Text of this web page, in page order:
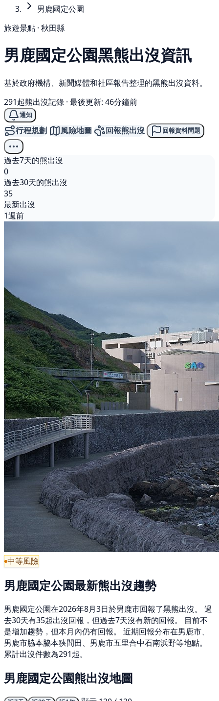
男鹿國定公園
旅遊景點 · 秋田縣
男鹿國定公園黑熊出沒資訊
基於政府機構、新聞媒體和社區報告整理的黑熊出沒資料。
291起熊出沒記錄 · 最後更新: 46分鐘前
通知
行程規劃 風險地圖 回報熊出沒 回報資料問題
過去7天的熊出沒
0
過去30天的熊出沒
35
最新出沒
1週前
中等風險
男鹿國定公園最新熊出沒趨勢
男鹿國定公園在2026年8月3日於男鹿市回報了黑熊出沒。 過
去30天有35起出沒回報，但過去7天沒有新的回報。 目前不
是增加趨勢，但本月內仍有回報。 近期回報分布在男鹿市、
男鹿市脇本脇本狭間田、男鹿市五里合中石南浜野等地點。
累計出沒件數為291起。
男鹿國定公園熊出沒地圖